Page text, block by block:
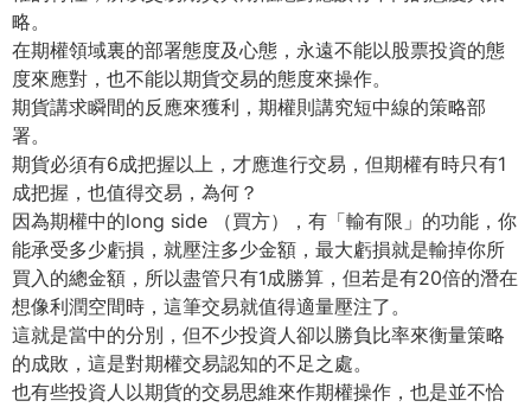
略。
在期權領域裏的部署態度及心態，永遠不能以股票投資的態
度來應對，也不能以期貨交易的態度來操作。
期貨講求瞬間的反應來獲利，期權則講究短中線的策略部
署。
期貨必須有6成把握以上，才應進行交易，但期權有時只有1
成把握，也值得交易，為何？
因為期權中的long side （買方），有「輸有限」的功能，你
能承受多少虧損，就壓注多少金額，最大虧損就是輸掉你所
買入的總金額，所以盡管只有1成勝算，但若是有20倍的潛在
想像利潤空間時，這筆交易就值得適量壓注了。
這就是當中的分別，但不少投資人卻以勝負比率來衡量策略
的成敗，這是對期權交易認知的不足之處。
也有些投資人以期貨的交易思維來作期權操作，也是並不恰